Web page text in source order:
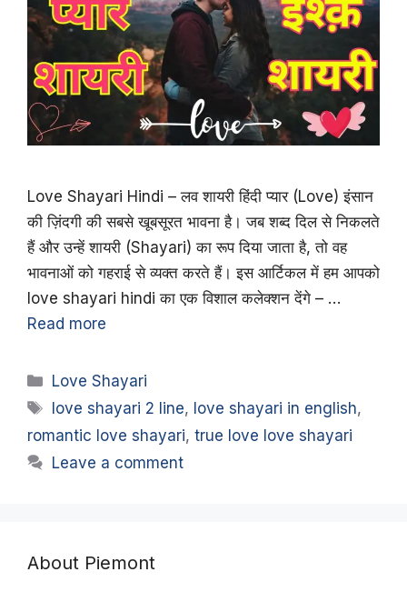
Love Shayari Hindi – लव शायरी हिंदी प्यार (Love) इंसान
की ज़िंदगी की सबसे खूबसूरत भावना है। जब शब्द दिल से निकलते
हैं और उन्हें शायरी (Shayari) का रूप दिया जाता है, तो वह
भावनाओं को गहराई से व्यक्त करते हैं। इस आर्टिकल में हम आपको
love shayari hindi का एक विशाल कलेक्शन देंगे – …
Read more
Categories
Love Shayari
Tags
love shayari 2 line, love shayari in english,
romantic love shayari, true love love shayari
Leave a comment
About Piemont